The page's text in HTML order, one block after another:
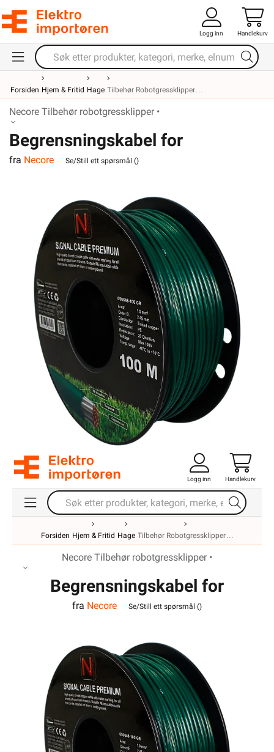
Logg inn Handlekurv
Forsiden Hjem & Fritid Hage Tilbehør Robotgressklipper
Necore Tilbehør robotgressklipper •
Begrensningskabel for
robotgressklipper 100m
fra Necore Se/Still ett spørsmål ()
Logg inn Handlekurv
Forsiden Hjem & Fritid Hage Tilbehør Robotgressklipper
Necore Tilbehør robotgressklipper •
Begrensningskabel for
robotgressklipper 100m
fra Necore Se/Still ett spørsmål ()